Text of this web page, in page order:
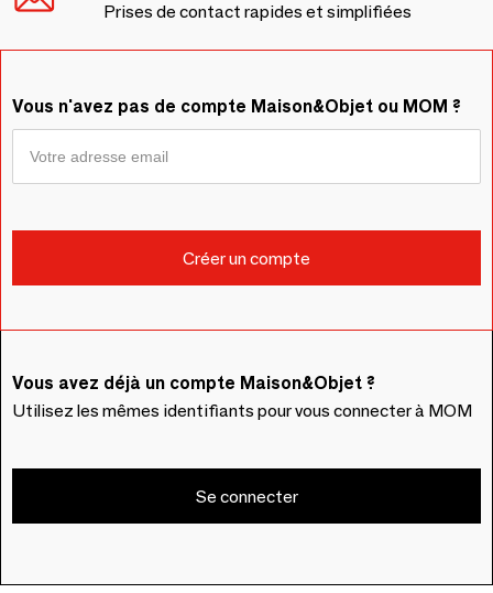
Prises de contact rapides et simplifiées
Vous n'avez pas de compte Maison&Objet ou MOM ?
Vous avez déjà un compte Maison&Objet ?
Utilisez les mêmes identifiants pour vous connecter à MOM
Se connecter